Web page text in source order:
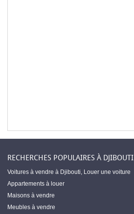
RECHERCHES POPULAIRES À DJIBOUTI
Voitures à vendre à Djibouti, Louer une voiture
Appartements à louer
Maisons à vendre
Meubles à vendre